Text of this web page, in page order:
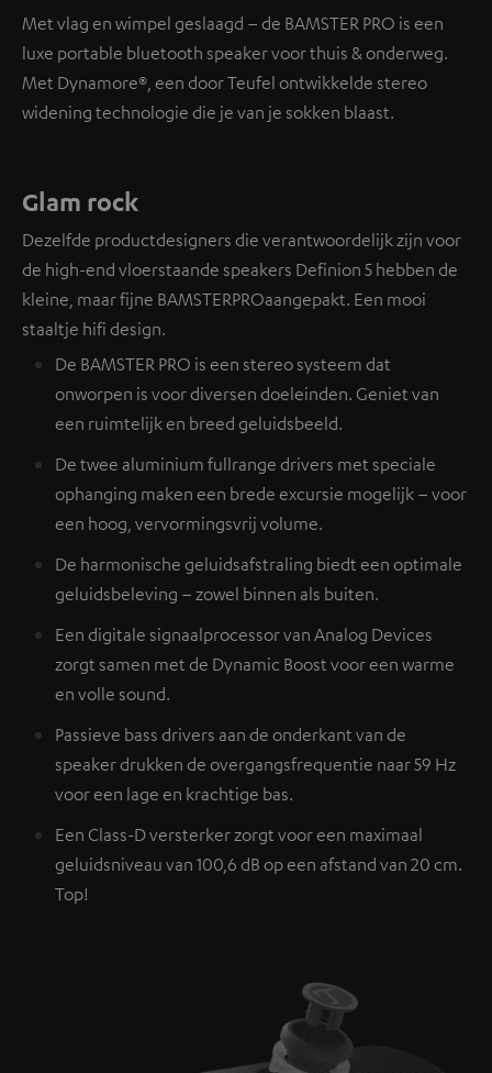
Met vlag en wimpel geslaagd – de BAMSTER PRO is een
luxe portable bluetooth speaker voor thuis & onderweg.
Met Dynamore®, een door Teufel ontwikkelde stereo
widening technologie die je van je sokken blaast.
Glam rock
Dezelfde productdesigners die verantwoordelijk zijn voor
de high-end vloerstaande speakers Definion 5 hebben de
kleine, maar fijne BAMSTERPROaangepakt. Een mooi
staaltje hifi design.
De BAMSTER PRO is een stereo systeem dat
onworpen is voor diversen doeleinden. Geniet van
een ruimtelijk en breed geluidsbeeld.
De twee aluminium fullrange drivers met speciale
ophanging maken een brede excursie mogelijk – voor
een hoog, vervormingsvrij volume.
De harmonische geluidsafstraling biedt een optimale
geluidsbeleving – zowel binnen als buiten.
Een digitale signaalprocessor van Analog Devices
zorgt samen met de Dynamic Boost voor een warme
en volle sound.
Passieve bass drivers aan de onderkant van de
speaker drukken de overgangsfrequentie naar 59 Hz
voor een lage en krachtige bas.
Een Class-D versterker zorgt voor een maximaal
geluidsniveau van 100,6 dB op een afstand van 20 cm.
Top!